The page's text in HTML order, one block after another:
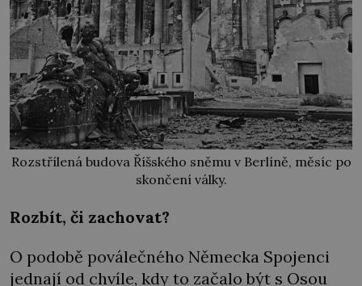
Rozstřílená budova Říšského sněmu v Berlíně, měsíc po
skončení války.
Rozbít, či zachovat?
O podobě poválečného Německa Spojenci
jednají od chvíle, kdy to začalo být s Osou